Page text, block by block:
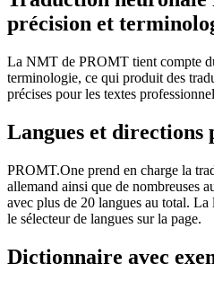
précision et
La NMT de PROMT tient compte
terminologie, ce qui produit des
précises pour les textes
Langues et directions
PROMT.One prend en charge la
allemand ainsi que de nombreuses
avec plus de 20 langues au total. La
le sélecteur de langues sur la page.
Dictionnaire avec